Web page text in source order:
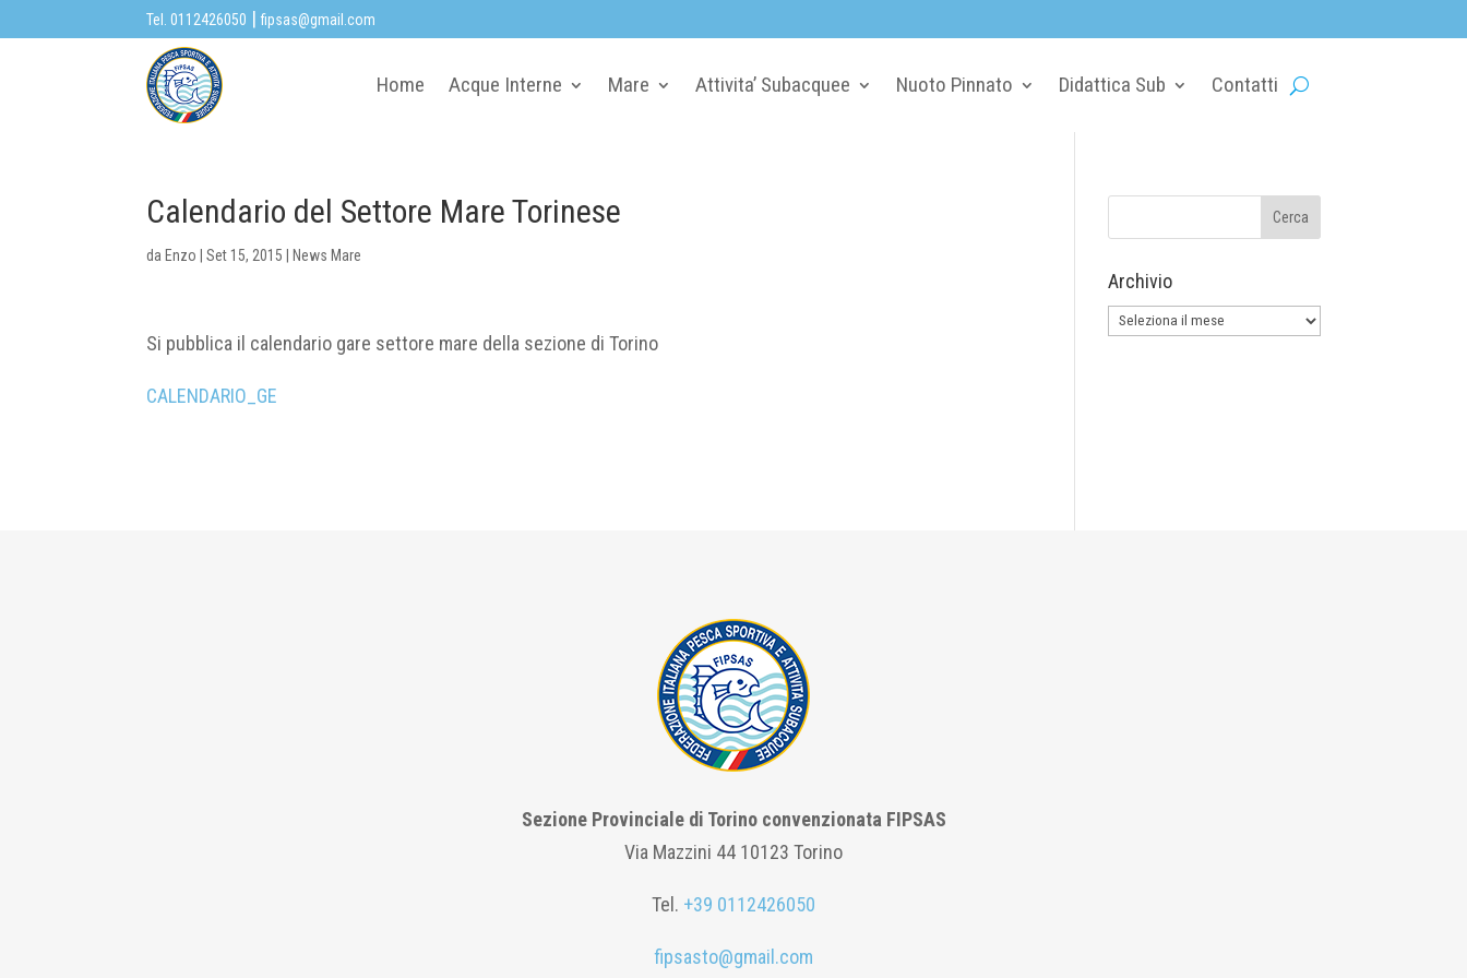
Tel. 0112426050 |fipsas@gmail.com
Home Acque Interne Mare Attivita’ Subacquee Nuoto Pinnato Didattica Sub Contatti
Calendario del Settore Mare Torinese
da Enzo |Set 15, 2015 News Mare
Si pubblica il calendario gare settore mare della sezione di Torino
CALENDARIO_GE
Archivio
Archivio
Sezione Provinciale di Torino convenzionata FIPSAS
Via Mazzini 44 10123 Torino
Tel. +39 0112426050
fipsasto@gmail.com